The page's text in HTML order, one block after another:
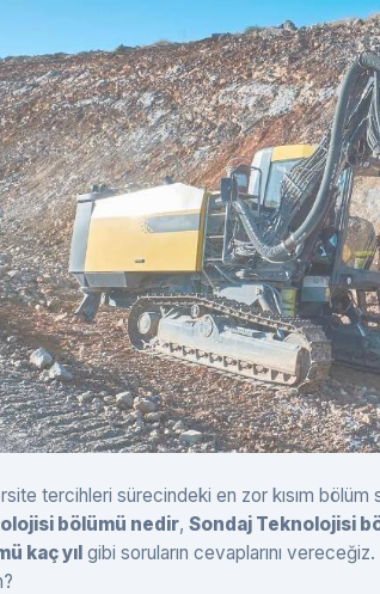
tercihleri sürecindeki en zor kısım
bölümü nedir, Sondaj Teknolojisi
kaç yıl gibi soruların cevaplarını